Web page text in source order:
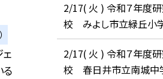
る
2/17( 火 ) 令和７年度
校 みよし市立緑丘小
2/17( 火 ) 令和７年度
校 春日井市立南城中